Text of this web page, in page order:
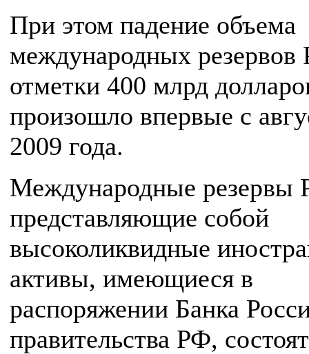
При этом падение объема
международных
отметки 400 млрд
произошло впервые с
2009 года.
Международные резервы
представляющие собой
высоколиквидные
активы, имеющиеся в
распоряжении Банка
правительства РФ,